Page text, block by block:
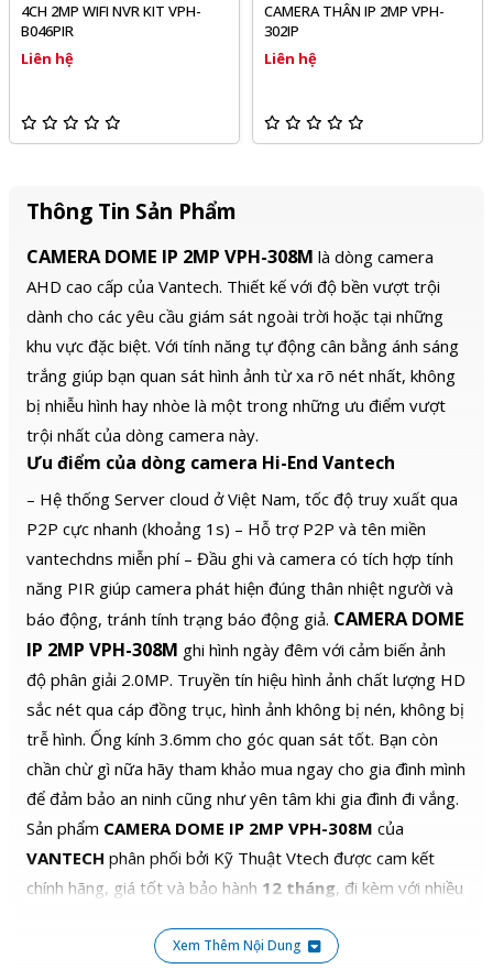
4CH 2MP WIFI NVR KIT VPH-
B046PIR
Liên hệ
CAMERA THÂN IP 2MP VPH-
302IP
Liên hệ
Thông Tin Sản Phẩm
CAMERA DOME IP 2MP VPH-308M là dòng camera
AHD cao cấp của Vantech. Thiết kế với độ bền vượt trội
dành cho các yêu cầu giám sát ngoài trời hoặc tại những
khu vực đặc biệt. Với tính năng tự động cân bằng ánh sáng
trắng giúp bạn quan sát hình ảnh từ xa rõ nét nhất, không
bị nhiễu hình hay nhòe là một trong những ưu điểm vượt
trội nhất của dòng camera này.
Ưu điểm của dòng camera Hi-End Vantech
– Hệ thống Server cloud ở Việt Nam, tốc độ truy xuất qua
P2P cực nhanh (khoảng 1s) – Hỗ trợ P2P và tên miền
vantechdns miễn phí – Đầu ghi và camera có tích hợp tính
năng PIR giúp camera phát hiện đúng thân nhiệt người và
báo động, tránh tính trạng báo động giả. CAMERA DOME
IP 2MP VPH-308M ghi hình ngày đêm với cảm biến ảnh
độ phân giải 2.0MP. Truyền tín hiệu hình ảnh chất lượng HD
sắc nét qua cáp đồng trục, hình ảnh không bị nén, không bị
trễ hình. Ống kính 3.6mm cho góc quan sát tốt. Bạn còn
chần chừ gì nữa hãy tham khảo mua ngay cho gia đình mình
để đảm bảo an ninh cũng như yên tâm khi gia đình đi vắng.
Sản phẩm CAMERA DOME IP 2MP VPH-308M của
VANTECH phân phối bởi Kỹ Thuật Vtech được cam kết
chính hãng, giá tốt và bảo hành 12 tháng, đi kèm với nhiều
Quý khách hàng hoàn toàn yên tâm khi lựa chọn sử dụng
Xem Thêm Nội Dung